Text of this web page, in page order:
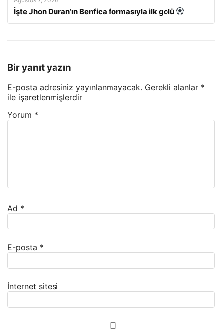
İşte Jhon Duran’ın Benfica formasıyla ilk golü
Bir yanıt yazın
E-posta adresiniz yayınlanmayacak. Gerekli alanlar *
ile işaretlenmişlerdir
Yorum *
Ad *
E-posta *
İnternet sitesi